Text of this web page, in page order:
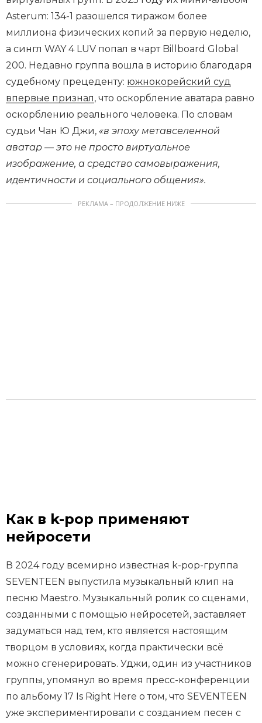
Asterum: 134-1 разошелся тиражом более
миллиона физических копий за первую неделю,
а сингл WAY 4 LUV попал в чарт Billboard Global
200. Недавно группа вошла в историю благодаря
судебному прецеденту: южнокорейский суд
впервые признал, что оскорбление аватара равно
оскорблению реального человека. По словам
судьи Чан Ю Джи, «в эпоху метавселенной
аватар — это не просто виртуальное
изображение, а средство самовыражения,
идентичности и социального общения».
РЕКЛАМА – ПРОДОЛЖЕНИЕ НИЖЕ
Как в k-pop применяют
нейросети
В 2024 году всемирно известная k-pop-группа
SEVENTEEN выпустила музыкальный клип на
песню Maestro. Музыкальный ролик со сценами,
созданными с помощью нейросетей, заставляет
задуматься над тем, кто является настоящим
творцом в условиях, когда практически всё
можно сгенерировать. Уджи, один из участников
группы, упомянул во время пресс-конференции
по альбому 17 Is Right Here о том, что SEVENTEEN
уже экспериментировали с созданием песен с